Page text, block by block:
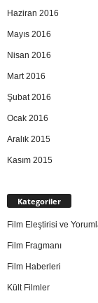
Haziran 2016
Mayıs 2016
Nisan 2016
Mart 2016
Şubat 2016
Ocak 2016
Aralık 2015
Kasım 2015
Kategoriler
Film Eleştirisi ve
Film Fragmanı
Film Haberleri
Kült Filmler